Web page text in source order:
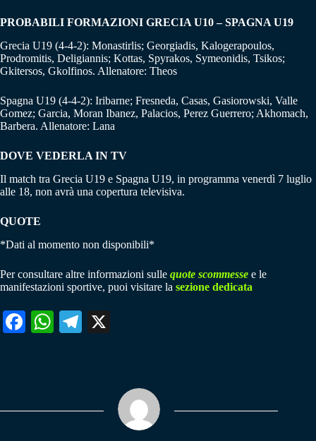
PROBABILI FORMAZIONI GRECIA U10 – SPAGNA U19
Grecia U19 (4-4-2): Monastirlis; Georgiadis, Kalogerapoulos,
Prodromitis, Deligiannis; Kottas, Spyrakos, Symeonidis, Tsikos;
Gkitersos, Gkolfinos. Allenatore: Theos
Spagna U19 (4-4-2): Iribarne; Fresneda, Casas, Gasiorowski, Valle
Gomez; Garcia, Moran Ibanez, Palacios, Perez Guerrero; Akhomach,
Barbera. Allenatore: Lana
DOVE VEDERLA IN TV
Il match tra Grecia U19 e Spagna U19, in programma venerdì 7 luglio
alle 18, non avrà una copertura televisiva.
QUOTE
*Dati al momento non disponibili*
Per consultare altre informazioni sulle quote scommesse e le
manifestazioni sportive, puoi visitare la sezione dedicata
Fa W
pp
Te
m